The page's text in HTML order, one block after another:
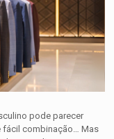
pode parecer
fácil combinação… Mas